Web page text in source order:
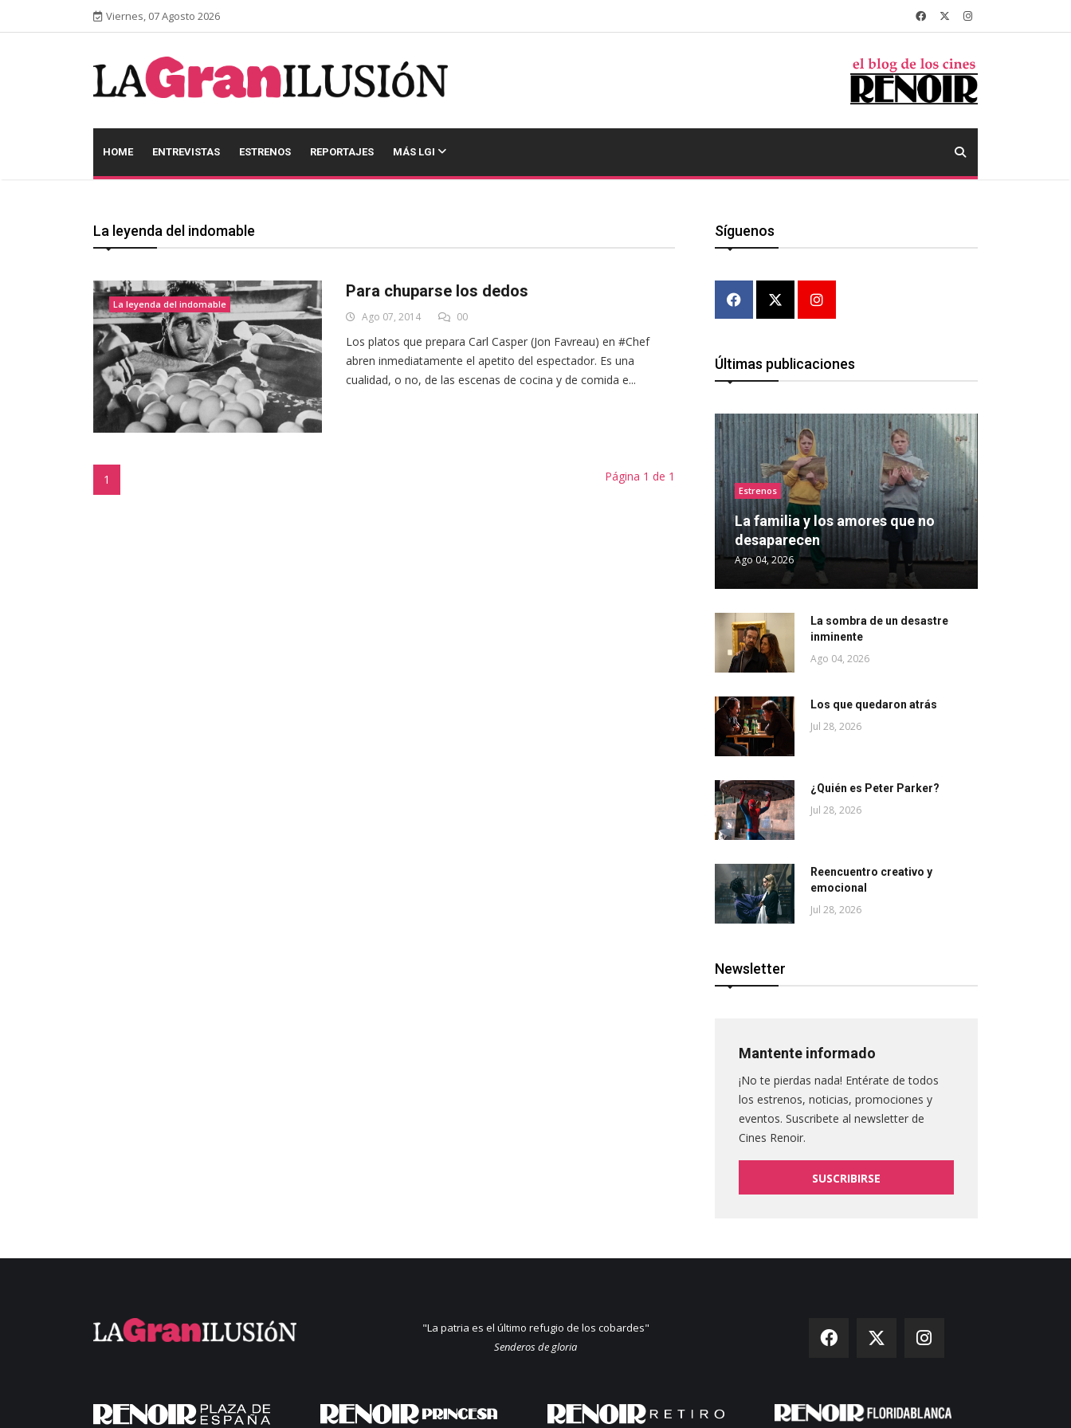
Viernes, 07 Agosto 2026
HOME ENTREVISTAS ESTRENOS REPORTAJES MÁS LGI
La leyenda del indomable
La leyenda del indomable
Para chuparse los dedos
Ago 07, 2014 00
Los platos que prepara Carl Casper (Jon Favreau) en #Chef
abren inmediatamente el apetito del espectador. Es una
cualidad, o no, de las escenas de cocina y de comida e...
1 Página 1 de 1
Síguenos
Últimas publicaciones
Estrenos
La familia y los amores que no
desaparecen
Ago 04, 2026
La sombra de un desastre
inminente
Ago 04, 2026
Los que quedaron atrás
Jul 28, 2026
¿Quién es Peter Parker?
Jul 28, 2026
Reencuentro creativo y
emocional
Jul 28, 2026
Newsletter
Mantente informado
¡No te pierdas nada! Entérate de todos
los estrenos, noticias, promociones y
eventos. Suscribete al newsletter de
Cines Renoir.
SUSCRIBIRSE
"La patria es el último refugio de los cobardes"
Senderos de gloria